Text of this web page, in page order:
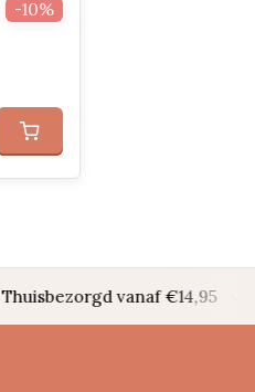
-10%
Thuisbezorgd vanaf €14,95